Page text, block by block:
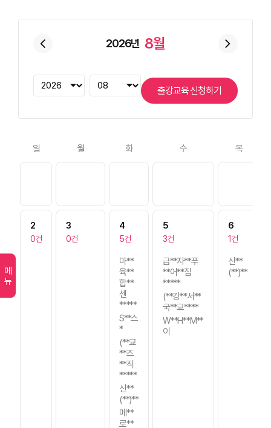
메뉴
arrow_back_ios_new 2026년 8월 arrow_forward_ios
출강교육 신청하기
일 월 화 수 목
2
0건
3
0건
4
5건
마**
육**
합**
센
*****
S**스
*
(**교
**즈
**직
*****
신**
(**)**
메**
로**
5
3건
금**자**푸
**어**집
*****
(**강**서**
국**교****
W**H**M**
이
6
1건
신**
(**)**